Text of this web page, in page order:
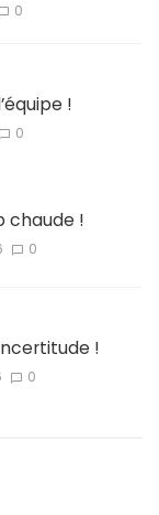
0
!
0
chaude !
0
!
0